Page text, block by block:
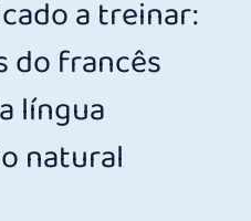
a treinar:
do francês
língua
natural